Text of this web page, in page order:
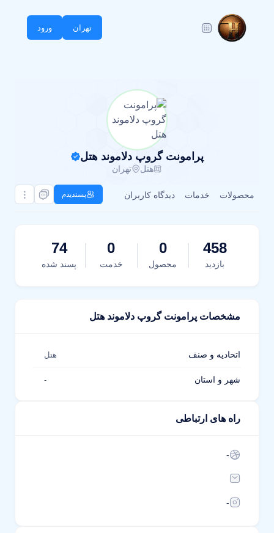
تهران ورود
پرامونت گروپ دلاموند هتل
هتل تهران
محصولات خدمات دیدگاه کاربران پسندیدم
458
بازدید
0
محصول
0
خدمت
74
پسند شده
مشخصات پرامونت گروپ دلاموند هتل
اتحادیه و صنف هتل
شهر و استان -
راه های ارتباطی
-
-